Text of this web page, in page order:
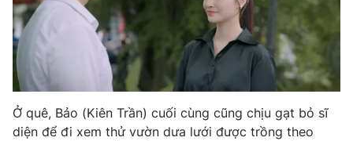
Ở quê, Bảo (Kiên Trần) cuối cùng cũng chịu gạt bỏ sĩ
diện để đi xem thử vườn dưa lưới được trồng theo